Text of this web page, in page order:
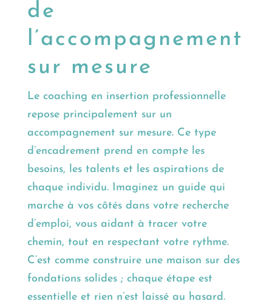
de
l’accompagnement
sur mesure
Le coaching en insertion professionnelle
repose principalement sur un
accompagnement sur mesure. Ce type
d’encadrement prend en compte les
besoins, les talents et les aspirations de
chaque individu. Imaginez un guide qui
marche à vos côtés dans votre recherche
d’emploi, vous aidant à tracer votre
chemin, tout en respectant votre rythme.
C’est comme construire une maison sur des
fondations solides ; chaque étape est
essentielle et rien n’est laissé au hasard.